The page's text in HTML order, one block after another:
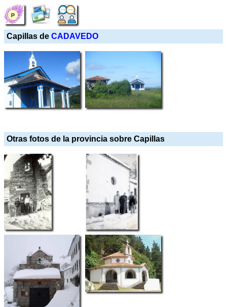
Capillas de CADAVEDO
Otras fotos de la provincia sobre Capillas